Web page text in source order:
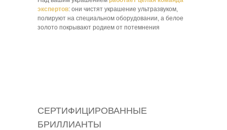
СЕРТИФИЦИРОВАННЫЕ
БРИЛЛИАНТЫ
экспертов: они чистят украшение ультразвуком,
полируют на специальном оборудовании, а белое
золото покрывают родием от потемнения